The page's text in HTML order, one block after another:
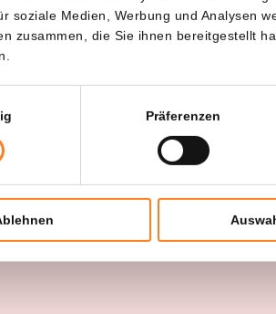
soziale Medien, Werbung und Analysen
zusammen, die Sie ihnen bereitgestellt
Präferenzen
---
gegevens worden opgehaald,